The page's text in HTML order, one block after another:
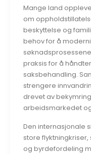
Mange land
om
beskyttelse og
behov for å
praksis for å
saksbehandling.
strengere
drevet av
arbeidsmarkedet
Den internasjonale
store
og byrdefordeling